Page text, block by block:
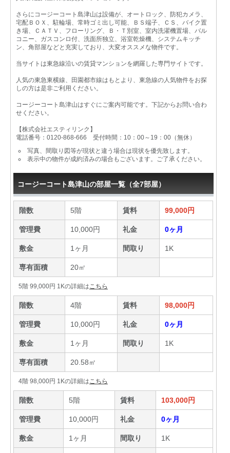
さらにコージーコート島津山は設備が、オートロック、防犯カメラ、
宅配ＢＯＸ、駐輪場、常時ゴミ出し可能、ＢＳ端子、ＣＳ、バイク置
き場、ＣＡＴＶ、フローリング、Ｂ・Ｔ別室、室内洗濯機置場、バル
コニー、ガスコンロ付、洗面所独立、浴室乾燥機、システムキッチ
ン、角部屋などと充実しており、大変オススメな物件です。
当サイトは東急線沿いの賃貸マンションを網羅した専門サイトです。
人気の東急東横線、田園都市線はもとより、東急線の人気物件をお探
しの方は是非ご利用ください。
コージーコート島津山はすぐにご案内可能です。下記からお問い合わ
せください。
【株式会社エスティリンク】
電話番号：0120-868-666 受付時間：10：00～19：00（無休）
写真、間取り図等が現状と違う場合は現状を優先致します。
表示中の物件が成約済みの場合もございます。ご了承ください。
コージーコート島津山の部屋一覧（全7部屋）
階数 5階 賃料 99,000円
管理費 10,000円 礼金 0ヶ月
敷金 1ヶ月 間取り 1K
専有面積 20㎡
5階 99,000円 1Kの詳細は こちら
階数 4階 賃料 98,000円
管理費 10,000円 礼金 0ヶ月
敷金 1ヶ月 間取り 1K
専有面積 20.58㎡
4階 98,000円 1Kの詳細は こちら
階数 5階 賃料 103,000円
管理費 10,000円 礼金 0ヶ月
敷金 1ヶ月 間取り 1K